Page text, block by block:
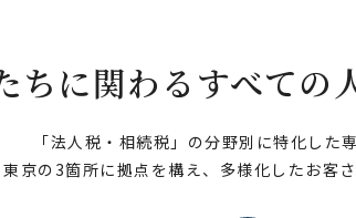
ちに関わるすべての
「法人税・相続税」の分野別に特化した
京の3箇所に拠点を構え、多様化したお客